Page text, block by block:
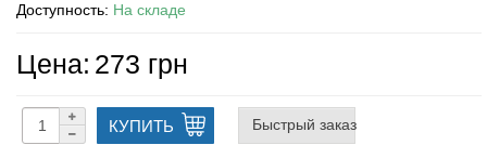
Доступность: На складе
Цена: 273 грн
КУПИТЬ Быстрый заказ